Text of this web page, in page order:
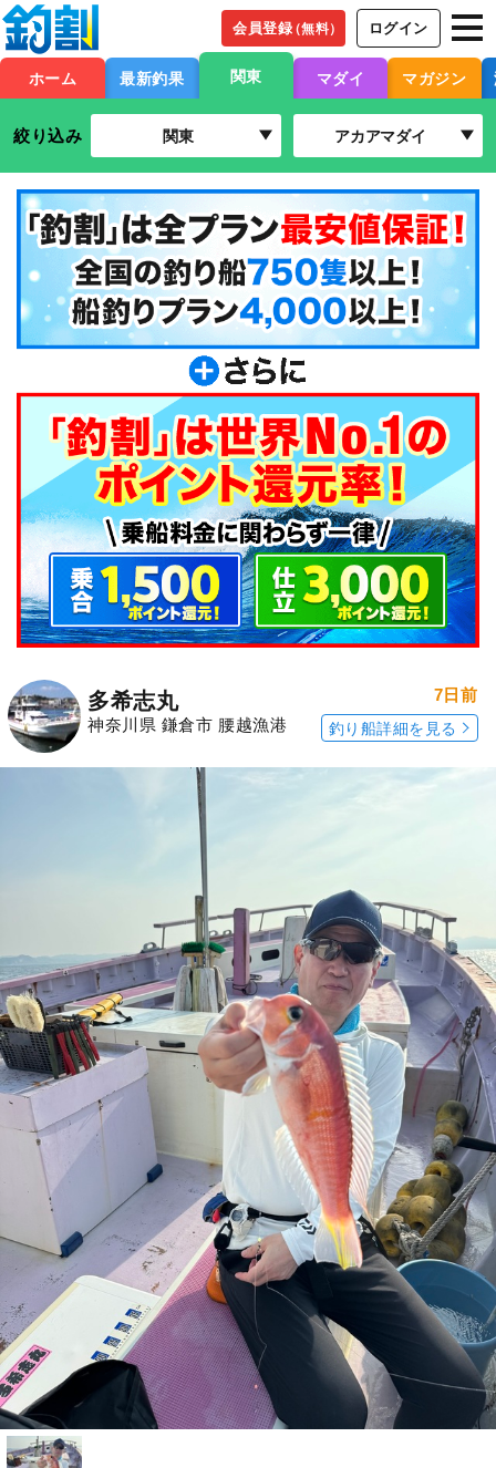
会員登録（無料） ログイン
ホーム 最新釣果 関東 マダイ マガジン
絞り込み 関東 アカアマダイ
多希志丸
神奈川県 鎌倉市 腰越漁港
7日前
釣り船詳細を見る